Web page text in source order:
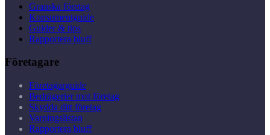
Granska företag
Konsumentguide
Guider & tips
Rapportera bluff
Företagare
Företagarguide
Bedrägerier mot företag
Skydda ditt företag
Varningslistan
Rapportera bluff